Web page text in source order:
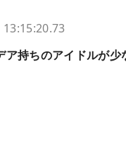
ア持ちのアイドルが少